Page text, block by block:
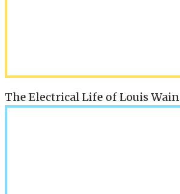
The Electrical Life of Louis Wain